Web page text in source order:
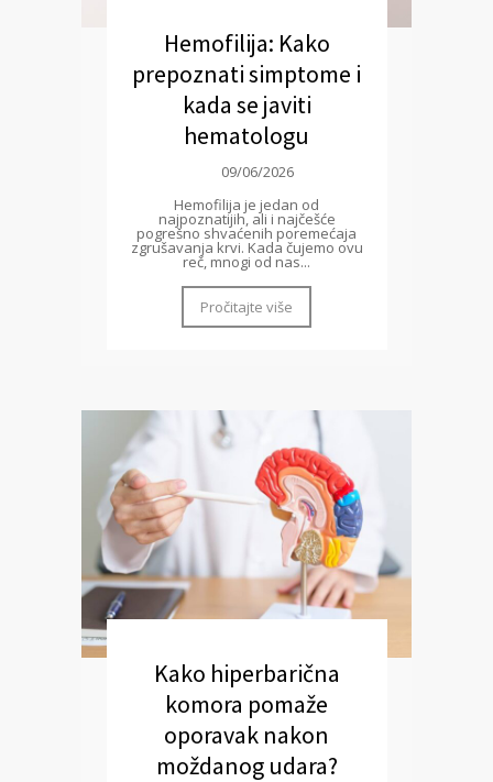
Hemofilija: Kako
prepoznati simptome i
kada se javiti
hematologu
09/06/2026
Hemofilija je jedan od
najpoznatijih, ali i najčešće
pogrešno shvaćenih poremećaja
zgrušavanja krvi. Kada čujemo ovu
reč, mnogi od nas...
Pročitajte više
Kako hiperbarična
komora pomaže
oporavak nakon
moždanog udara?